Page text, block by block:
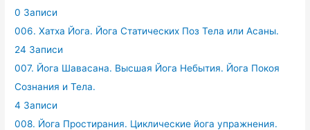
0 Записи
006. Хатха Йога. Йога Статических Поз Тела или Асаны.
24 Записи
007. Йога Шавасана. Высшая Йога Небытия. Йога Покоя
Сознания и Тела.
4 Записи
008. Йога Простирания. Циклические йога упражнения.